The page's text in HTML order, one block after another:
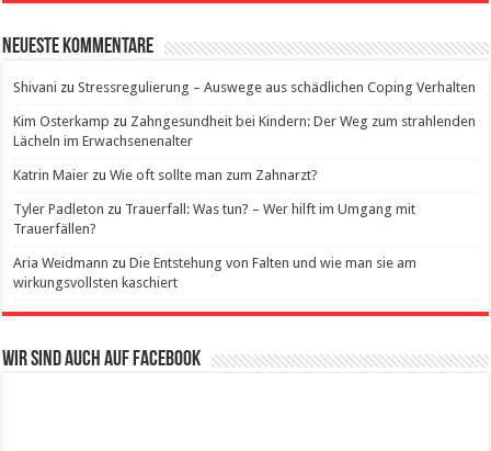
Neueste Kommentare
Shivani zuStressregulierung – Auswege aus schädlichen Coping Verhalten
Kim Osterkamp zu Zahngesundheit bei Kindern: Der Weg zum strahlenden
Lächeln im Erwachsenenalter
Katrin Maier zuWie oft sollte man zum Zahnarzt?
Tyler Padleton zu Trauerfall: Was tun? – Wer hilft im Umgang mit
Trauerfällen?
Aria Weidmann zuDie Entstehung von Falten und wie man sie am
wirkungsvollsten kaschiert
Wir sind auch auf Facebook